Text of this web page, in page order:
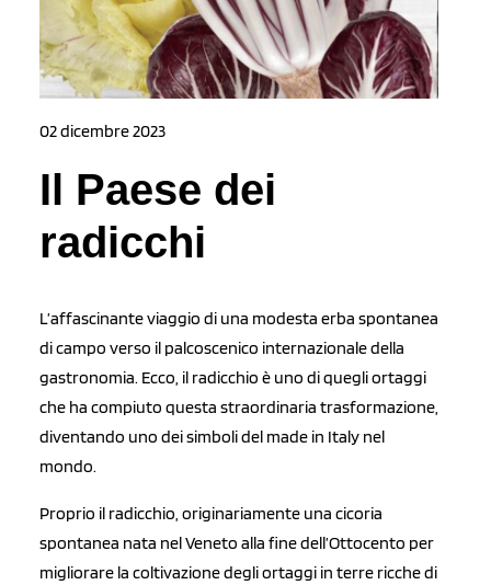
02 dicembre 2023
Il Paese dei
radicchi
L’affascinante viaggio di una modesta erba spontanea
di campo verso il palcoscenico internazionale della
gastronomia. Ecco, il radicchio è uno di quegli ortaggi
che ha compiuto questa straordinaria trasformazione,
diventando uno dei simboli del made in Italy nel
mondo.
Proprio il radicchio, originariamente una cicoria
spontanea nata nel Veneto alla fine dell’Ottocento per
migliorare la coltivazione degli ortaggi in terre ricche di